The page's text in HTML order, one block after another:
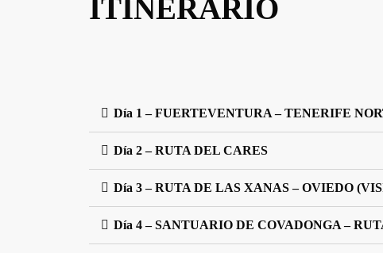
ITINERARIO
Día 1 – FUERTEVENTURA – TENERIFE
Día 2 – RUTA DEL CARES
Día 3 – RUTA DE LAS XANAS – OVIEDO
Día 4 – SANTUARIO DE COVADONGA –